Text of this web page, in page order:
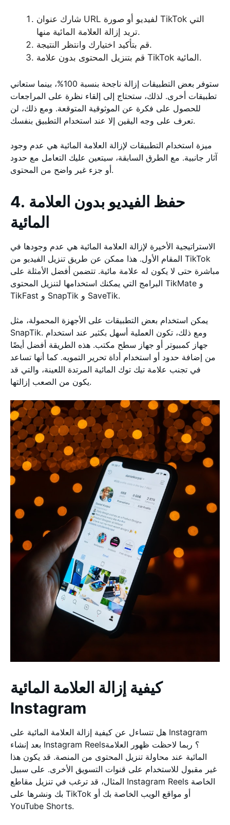
شارك عنوان URL لفيديو أو صورة TikTok التي
تريد إزالة العلامة المائية منها.
قم بتأكيد اختيارك وانتظر النتيجة.
قم بتنزيل المحتوى بدون علامة TikTok المائية.
ستوفر بعض التطبيقات إزالة ناجحة بنسبة 100%، بينما ستعاني
تطبيقات أخرى. لذلك، ستحتاج إلى إلقاء نظرة على المراجعات
للحصول على فكرة عن الموثوقية المتوقعة. ومع ذلك، لن
تعرف على وجه اليقين إلا عند استخدام التطبيق بنفسك.
ميزة استخدام التطبيقات لإزالة العلامة المائية هي عدم وجود
آثار جانبية. مع الطرق السابقة، سيتعين عليك التعامل مع حدود
أو جزء غير واضح من المحتوى.
4. حفظ الفيديو بدون العلامة
المائية
الاستراتيجية الأخيرة لإزالة العلامة المائية هي عدم وجودها في
المقام الأول. هذا ممكن عن طريق تنزيل الفيديو من TikTok
مباشرة حتى لا يكون له علامة مائية. تتضمن أفضل الأمثلة على
البرامج التي يمكنك استخدامها لتنزيل المحتوى TikMate و
TikFast و SnapTik و SaveTik.
يمكن استخدام بعض التطبيقات على الأجهزة المحمولة، مثل
SnapTik. ومع ذلك، تكون العملية أسهل بكثير عند استخدام
جهاز كمبيوتر أو جهاز سطح مكتب. هذه الطريقة أفضل أيضًا
من إضافة حدود أو استخدام أداة تحرير التمويه. كما أنها تساعد
في تجنب علامة تيك توك المائية المرتدة اللعينة، والتي قد
يكون من الصعب إزالتها.
كيفية إزالة العلامة المائية
Instagram
هل تتساءل عن كيفية إزالة العلامة المائية على Instagram
بعد إنشاء Instagram Reels؟ ربما لاحظت ظهور العلامة
المائية عند محاولة تنزيل المحتوى من المنصة. قد يكون هذا
غير مقبول للاستخدام على قنوات التسويق الأخرى. على سبيل
المثال، قد ترغب في تنزيل مقاطع Instagram Reels الخاصة
بك ونشرها على TikTok أو مواقع الويب الخاصة بك أو
YouTube Shorts.